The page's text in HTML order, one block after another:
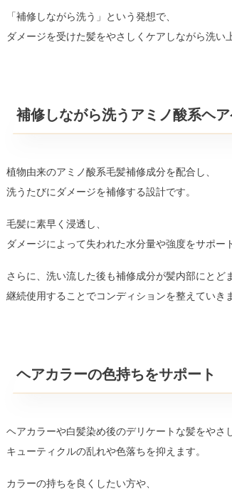
「補修しながら洗う」という発想で、
ダメージを受けた髪をやさしくケアしながら洗い
補修しながら洗うアミノ酸系ヘ
植物由来のアミノ酸系毛髪補修成分を配合し、
洗うたびにダメージを補修する設計です。
毛髪に素早く浸透し、
ダメージによって失われた水分量や強度をサポー
さらに、洗い流した後も補修成分が髪内部にとど
継続使用することでコンディションを整えていき
ヘアカラーの色持ちをサポート
ヘアカラーや白髪染め後のデリケートな髪をやさ
キューティクルの乱れや色落ちを抑えます。
カラーの持ちを良くしたい方や、